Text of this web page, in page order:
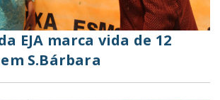
EJA marca vida de 12
S.Bárbara